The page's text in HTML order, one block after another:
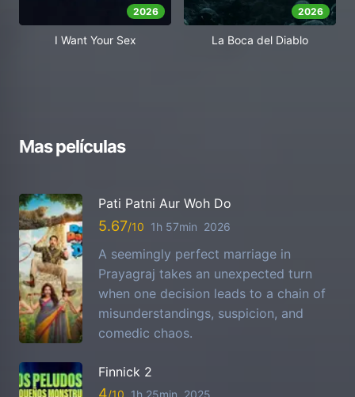
2026
I Want Your Sex
2026
La Boca del Diablo
Mas películas
Pati Patni Aur Woh Do
5.67 1h 57min 2026
A seemingly perfect marriage in
Prayagraj takes an unexpected turn
when one decision leads to a chain of
misunderstandings, suspicion, and
comedic chaos.
Finnick 2
4